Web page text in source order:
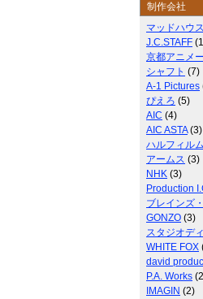
制作会社
マッドハウス
J.C.STAFF
京都アニメ
シャフト (7)
A-1 Pictures
ぴえろ (5)
AIC (4)
AIC ASTA(3)
ハルフィル
アームス (3)
NHK (3)
Production
ブレインズ
GONZO (3)
スタジオデ
WHITE FOX
david
P.A. Works
IMAGIN (2)